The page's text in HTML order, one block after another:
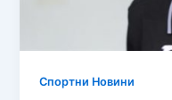
Спортни Новини